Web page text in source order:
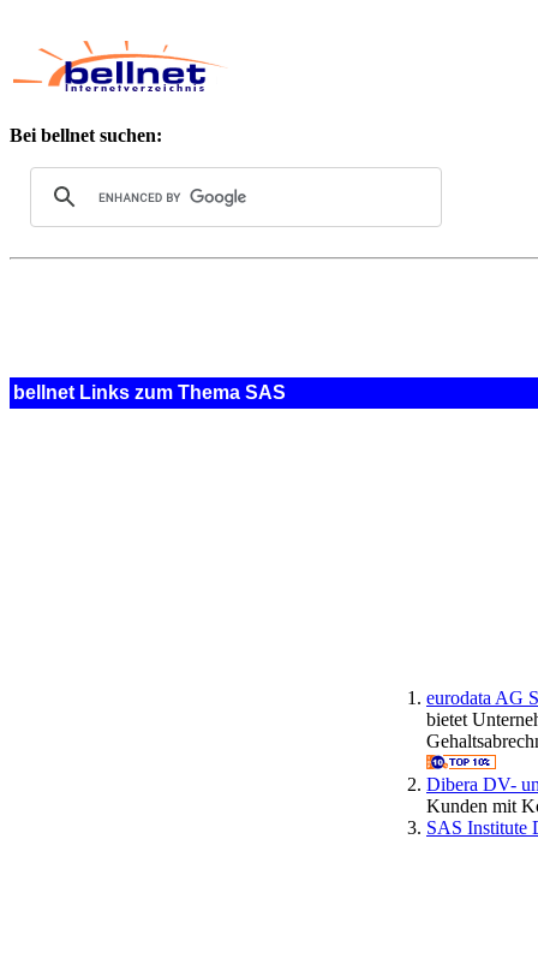
Bei bellnet suchen:
bellnet Links zum Thema SAS
eurodata AG
bietet
Dibera DV-
Kunden mit
SAS Institute